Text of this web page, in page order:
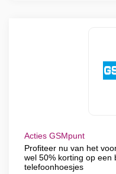
Acties GSMpunt
Profiteer nu van het
wel 50% korting op een
telefoonhoesjes